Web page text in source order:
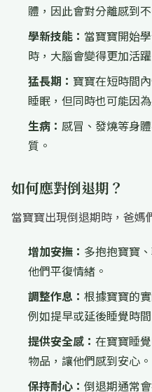
體，因此會對分離感到
學新技能： 當寶寶開始
時，大腦會變得更加活
猛長期： 寶寶在短時間
睡眠，但同時也可能因
生病： 感冒、發燒等身
質。
如何應對倒退期？
當寶寶出現倒退期時，爸媽
增加安撫： 多抱抱寶寶
他們平復情緒。
調整作息： 根據寶寶的
例如提早或延後睡覺時間
提供安全感： 在寶寶睡
物品，讓他們感到安心。
保持耐心： 倒退期通常